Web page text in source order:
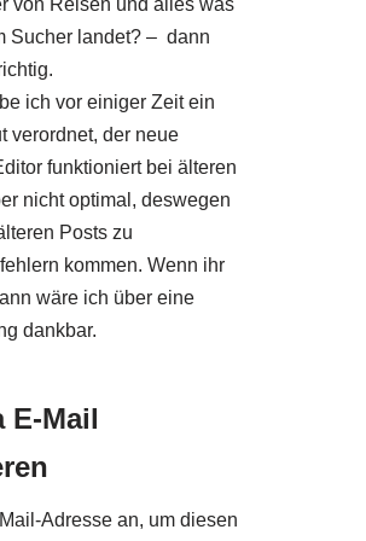
von Reisen und alles was
Sucher landet? – dann
ich vor einiger Zeit ein
verordnet, der neue
funktioniert bei älteren
nicht optimal, deswegen
Posts zu
kommen. Wenn ihr
wäre ich über eine
dankbar.
E-Mail
Adresse an, um diesen